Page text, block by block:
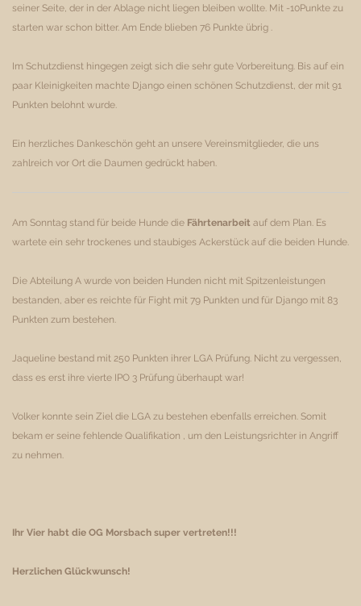
seiner Seite, der in der Ablage nicht liegen bleiben wollte. Mit -10Punkte zu
starten war schon bitter. Am Ende blieben 76 Punkte übrig .
Im Schutzdienst hingegen zeigt sich die sehr gute Vorbereitung. Bis auf ein
paar Kleinigkeiten machte Django einen schönen Schutzdienst, der mit 91
Punkten belohnt wurde.
Ein herzliches Dankeschön geht an unsere Vereinsmitglieder, die uns
zahlreich vor Ort die Daumen gedrückt haben.
Am Sonntag stand für beide Hunde die Fährtenarbeit auf dem Plan. Es
wartete ein sehr trockenes und staubiges Ackerstück auf die beiden Hunde.
Die Abteilung A wurde von beiden Hunden nicht mit Spitzenleistungen
bestanden, aber es reichte für Fight mit 79 Punkten und für Django mit 83
Punkten zum bestehen.
Jaqueline bestand mit 250 Punkten ihrer LGA Prüfung. Nicht zu vergessen,
dass es erst ihre vierte IPO 3 Prüfung überhaupt war!
Volker konnte sein Ziel die LGA zu bestehen ebenfalls erreichen. Somit
bekam er seine fehlende Qualifikation , um den Leistungsrichter in Angriff
zu nehmen.
Ihr Vier habt die OG Morsbach super vertreten!!!
Herzlichen Glückwunsch!